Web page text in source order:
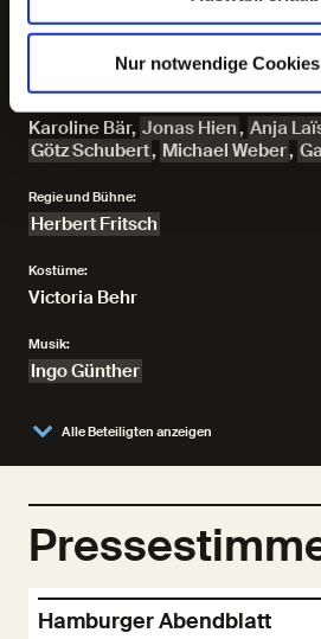
Nur notwendige
Sprachmanierismen des
(Kurt Wolff)
Karoline Bär, Jonas Hien, Anja
Götz Schubert, Michael Weber,
Alle Beteiligten anzeigen
Regie und Bühne:
Herbert Fritsch
Kostüme:
Victoria Behr
Musik:
Ingo Günther
Hamburger Abendblatt